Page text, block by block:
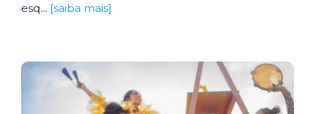
esq... [saiba mais]